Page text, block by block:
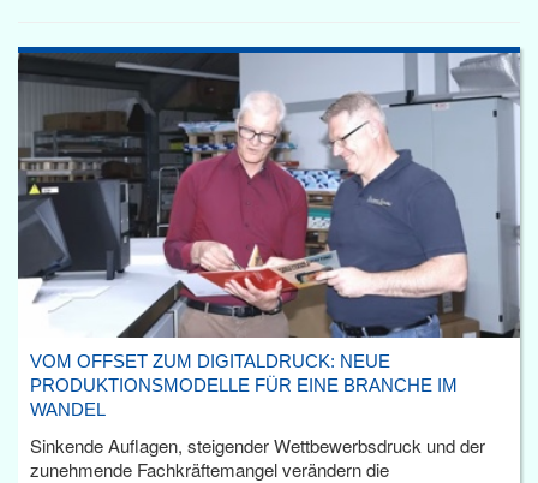
VOM OFFSET ZUM DIGITALDRUCK: NEUE
PRODUKTIONSMODELLE FÜR EINE BRANCHE IM
WANDEL
Sinkende Auflagen, steigender Wettbewerbsdruck und der
zunehmende Fachkräftemangel verändern die